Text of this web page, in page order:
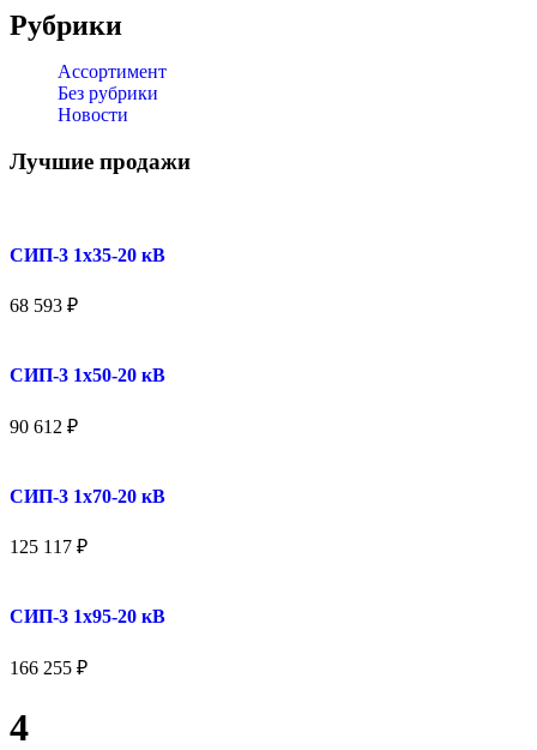
Рубрики
Ассортимент
Без рубрики
Новости
Лучшие продажи
СИП-3 1x35-20 кВ
68 593 ₽
СИП-3 1x50-20 кВ
90 612 ₽
СИП-3 1x70-20 кВ
125 117 ₽
СИП-3 1x95-20 кВ
166 255 ₽
4